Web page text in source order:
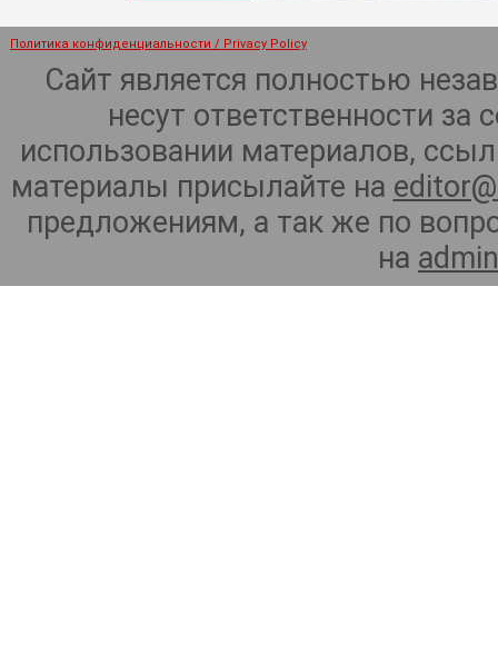
Политика конфиденциальности / Privacy Policy
Сайт является полностью
несут ответственности
использовании материалов,
материалы присылайте на
предложениям, а так же по
на